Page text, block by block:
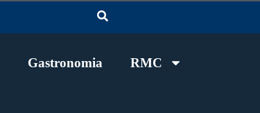
Gastronomia RMC